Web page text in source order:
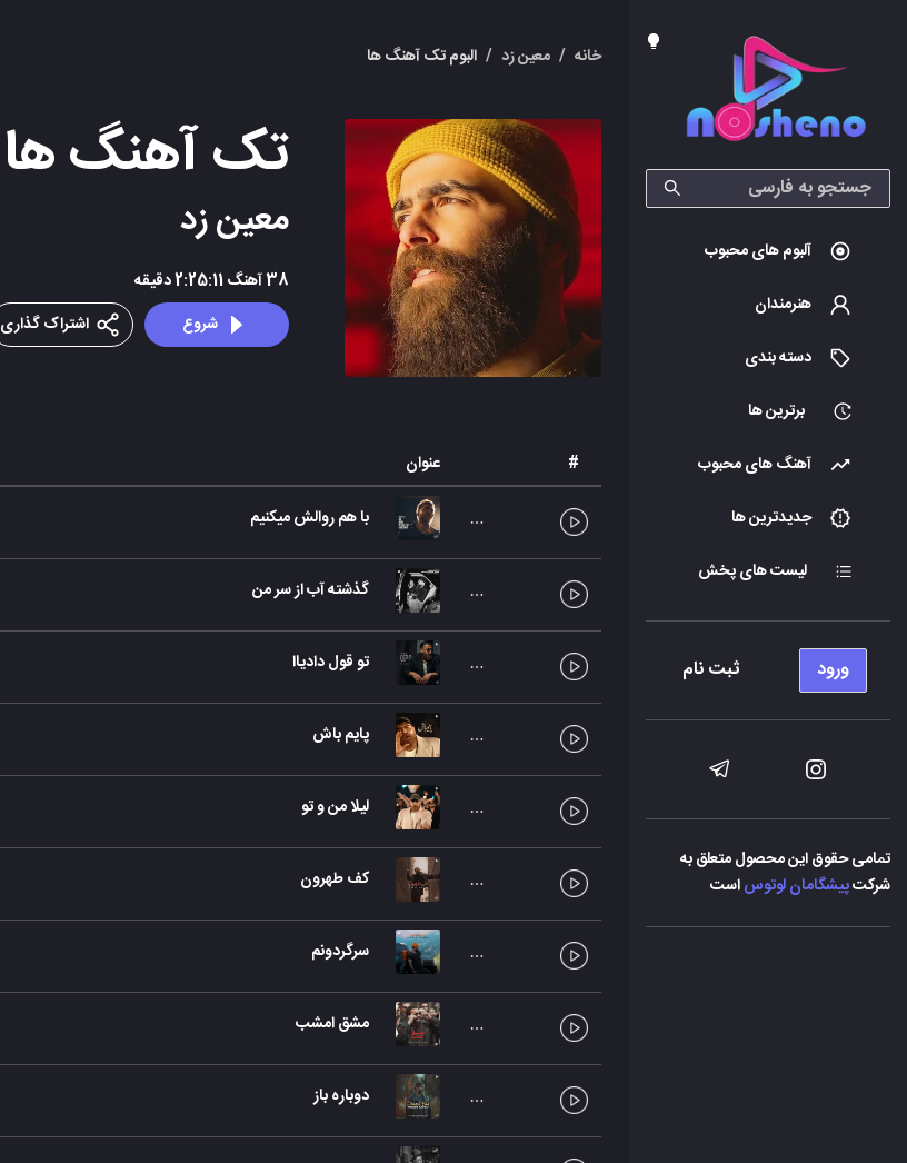
آلبوم های محبوب
هنرمندان
دسته بندی
برترین ها
آهنگ های محبوب
جدیدترین ها
لیست های پخش
ورود ثبت نام
تمامی حقوق این محصول متعلق به
شرکتپیشگامان لوتوساست
خانه / معین زد / البوم تک آهنگ ها
تک آهنگ ها
معین زد
38آهنگ 2:25:11دقیقه
شروع
اشتراک گذاری
# عنوان
با هم روالش میکنیم
گذشته آب از سر من
تو قول دادیاا
پایم باش
لیلا من و تو
کف طهرون
سرگردونم
مشق امشب
دوباره باز